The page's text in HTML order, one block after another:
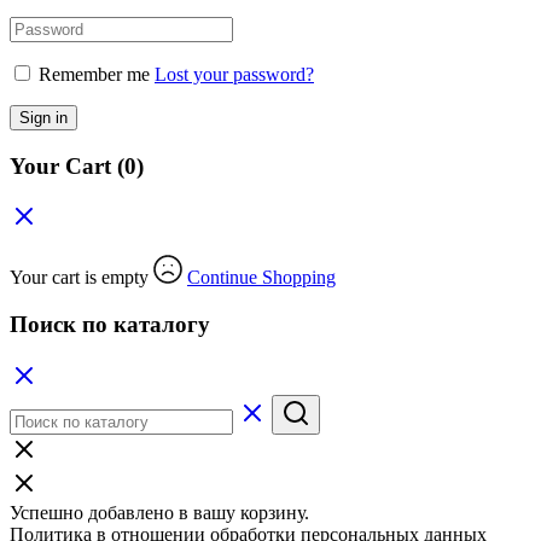
Remember me Lost your password?
Sign in
Your Cart (0)
Your cart is empty Continue Shopping
Поиск по каталогу
Успешно добавлено в вашу корзину.
Политика в отношении обработки персональных данных